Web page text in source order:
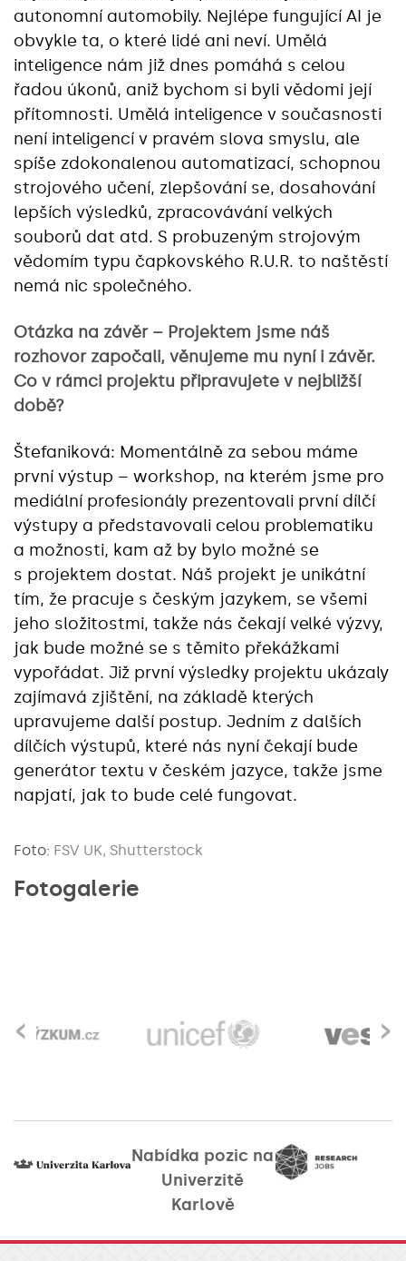
autonomní automobily. Nejlépe fungující AI je
obvykle ta, o které lidé ani neví. Umělá
inteligence nám již dnes pomáhá s celou
řadou úkonů, aniž bychom si byli vědomi její
přítomnosti. Umělá inteligence v současnosti
není inteligencí v pravém slova smyslu, ale
spíše zdokonalenou automatizací, schopnou
strojového učení, zlepšování se, dosahování
lepších výsledků, zpracovávání velkých
souborů dat atd. S probuzeným strojovým
vědomím typu čapkovského R.U.R. to naštěstí
nemá nic společného.
Otázka na závěr – Projektem jsme náš
rozhovor započali, věnujeme mu nyní i závěr.
Co v rámci projektu připravujete v nejbližší
době?
Štefaniková: Momentálně za sebou máme
první výstup – workshop, na kterém jsme pro
mediální profesionály prezentovali první dílčí
výstupy a představovali celou problematiku
a možnosti, kam až by bylo možné se
s projektem dostat. Náš projekt je unikátní
tím, že pracuje s českým jazykem, se všemi
jeho složitostmi, takže nás čekají velké výzvy,
jak bude možné se s těmito překážkami
vypořádat. Již první výsledky projektu ukázaly
zajímavá zjištění, na základě kterých
upravujeme další postup. Jedním z dalších
dílčích výstupů, které nás nyní čekají bude
generátor textu v českém jazyce, takže jsme
napjatí, jak to bude celé fungovat.
Foto: FSV UK, Shutterstock
Fotogalerie
›
‹
Nabídka pozic na
Univerzitě
Karlově